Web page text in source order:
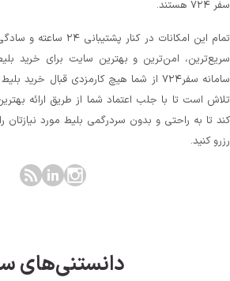
هستند.
تمام این امکانات در کنار
امن‌ترین و بهترین سایت برای خرید
سامانه سفر۷۲۴ از شما هیچ کارمزدی قبال
است تا با جلب اعتماد شما از طریق ارائه
تا به راحتی و بدون سردرگمی بلیط مورد نیازتان
کنید.
دانستنی‌های